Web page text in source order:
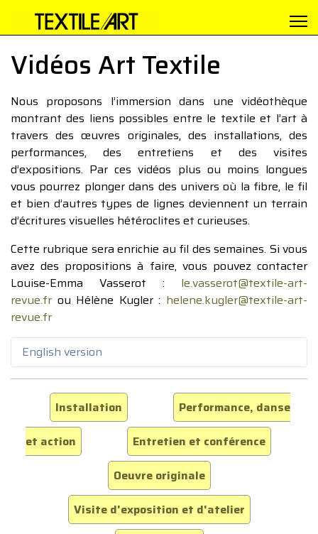
Vidéos Art Textile
Nous proposons l’immersion dans une vidéothèque
montrant des liens possibles entre le textile et l’art à
travers des œuvres originales, des installations, des
performances, des entretiens et des visites
d’expositions. Par ces vidéos plus ou moins longues
vous pourrez plonger dans des univers où la fibre, le fil
et bien d’autres types de lignes deviennent un terrain
d’écritures visuelles hétéroclites et curieuses.
Cette rubrique sera enrichie au fil des semaines. Si vous
avez des propositions à faire, vous pouvez contacter
Louise-Emma Vasserot : le.vasserot@textile-art-
revue.fr ou Hélène Kugler : helene.kugler@textile-art-
revue.fr
English version
Installation
Performance, danse
et action
Entretien et conférence
Oeuvre originale
Visite d'exposition et d'atelier